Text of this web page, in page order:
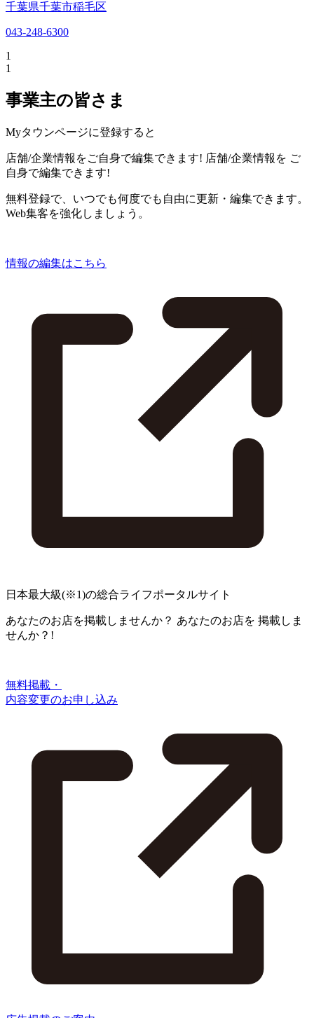
千葉県千葉市稲毛区
043-248-6300
1
1
事業主の皆さま
Myタウンページに登録すると
店舗/企業情報をご自身で編集できます! 店舗/企業情報を ご
自身で編集できます!
無料登録で、いつでも何度でも自由に更新・編集できます。
Web集客を強化しましょう。
情報の編集はこちら
日本最大級(※1)の総合ライフポータルサイト
あなたのお店を掲載しませんか？ あなたのお店を 掲載しま
せんか？!
無料掲載・
内容変更のお申し込み